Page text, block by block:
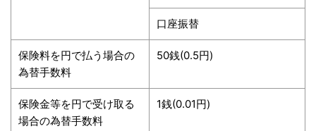
口座振替
保険料を円で払う場合の
為替手数料
50銭(0.5円)
保険金等を円で受け取る
場合の為替手数料
1銭(0.01円)